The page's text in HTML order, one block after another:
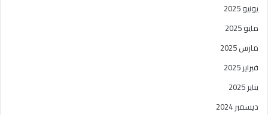
يونيو 2025
مايو 2025
مارس 2025
فبراير 2025
يناير 2025
ديسمبر 2024